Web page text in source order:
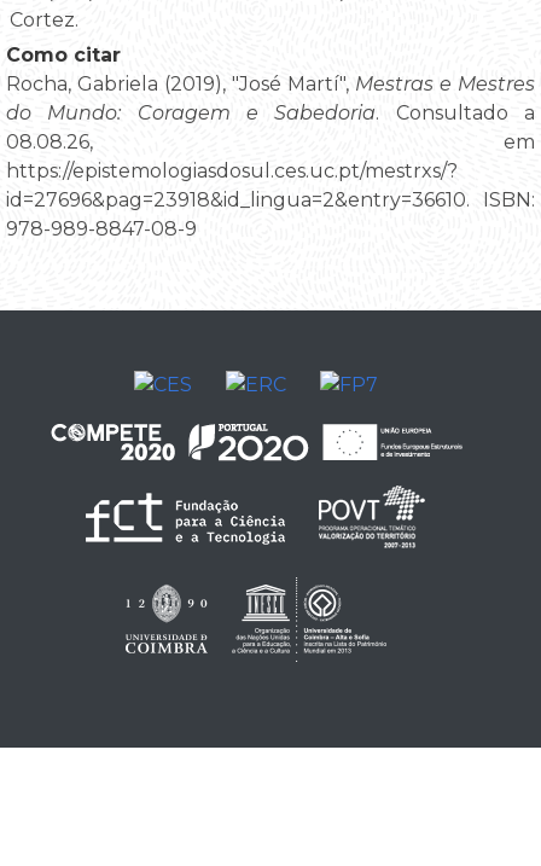
Cortez.
Como citar
Rocha, Gabriela (2019), "José Martí", Mestras e Mestres
do Mundo: Coragem e Sabedoria. Consultado a
08.08.26, em
https://epistemologiasdosul.ces.uc.pt/mestrxs/?
id=27696&pag=23918&id_lingua=2&entry=36610. ISBN:
978-989-8847-08-9